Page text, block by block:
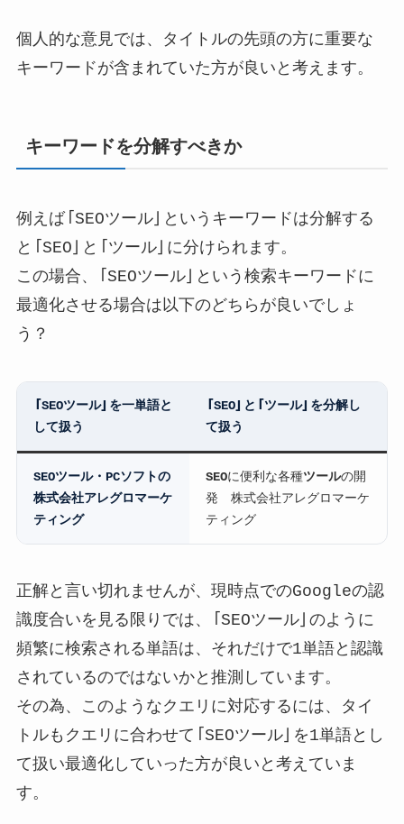
個人的な意見では、タイトルの先頭の方に重要な
キーワードが含まれていた方が良いと考えます。
キーワードを分解すべきか
例えば「SEOツール」というキーワードは分解する
と「SEO」と「ツール」に分けられます。
この場合、「SEOツール」という検索キーワードに
最適化させる場合は以下のどちらが良いでしょ
う？
「SEOツール」を一単語と
して扱う
「SEO」と「ツール」を分解し
て扱う
SEOツール・PCソフトの
株式会社アレグロマーケ
ティング
SEOに便利な各種ツールの開
発 株式会社アレグロマーケ
ティング
正解と言い切れませんが、現時点でのGoogleの認
識度合いを見る限りでは、「SEOツール」のように
頻繁に検索される単語は、それだけで1単語と認識
されているのではないかと推測しています。
その為、このようなクエリに対応するには、タイ
トルもクエリに合わせて「SEOツール」を1単語とし
て扱い最適化していった方が良いと考えていま
す。